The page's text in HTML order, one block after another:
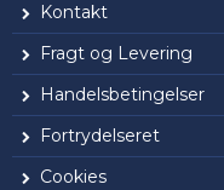
Kontakt
Fragt og Levering
Handelsbetingelser
Fortrydelseret
Cookies